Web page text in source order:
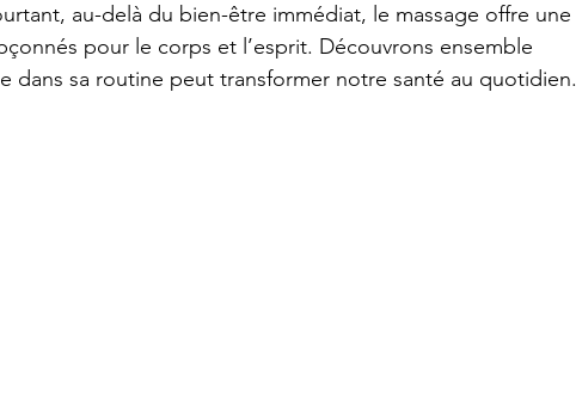
au-delà du bien-être immédiat, le massage offre une
pour le corps et l’esprit. Découvrons ensemble
dans sa routine peut transformer notre santé au quotidien.